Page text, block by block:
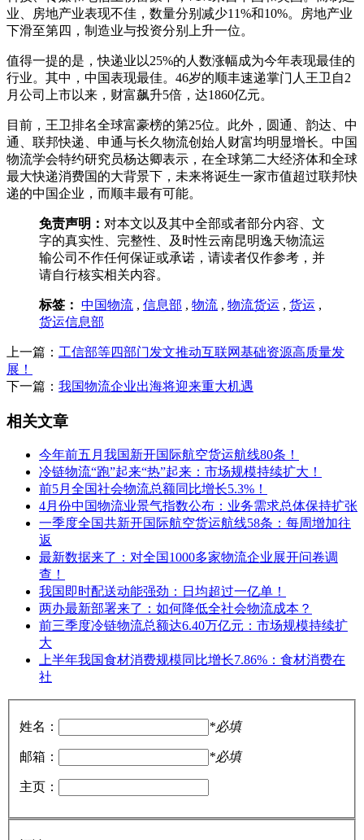
业、房地产业表现不佳，数量分别减少11%和10%。房地产业
下滑至第四，制造业与投资分别上升一位。
值得一提的是，快递业以25%的人数涨幅成为今年表现最佳的
行业。其中，中国表现最佳。46岁的顺丰速递掌门人王卫自2
月公司上市以来，财富飙升5倍，达1860亿元。
目前，王卫排名全球富豪榜的第25位。此外，圆通、韵达、中
通、联邦快递、申通与长久物流创始人财富均明显增长。中国
物流学会特约研究员杨达卿表示，在全球第二大经济体和全球
最大快递消费国的大背景下，未来将诞生一家市值超过联邦快
递的中国企业，而顺丰最有可能。
免责声明： 对本文以及其中全部或者部分内容、文
字的真实性、完整性、及时性云南昆明逸天物流运
输公司不作任何保证或承诺，请读者仅作参考，并
请自行核实相关内容。
标签： 中国物流 , 信息部 , 物流 , 物流货运 , 货运 ,
货运信息部
上一篇： 工信部等四部门发文推动互联网基础资源高质量发
展！
下一篇： 我国物流企业出海将迎来重大机遇
相关文章
今年前五月我国新开国际航空货运航线80条！
冷链物流“跑”起来“热”起来：市场规模持续扩大！
前5月全国社会物流总额同比增长5.3%！
4月份中国物流业景气指数公布：业务需求总体保持扩张
一季度全国共新开国际航空货运航线58条：每周增加往
返
最新数据来了：对全国1000多家物流企业展开问卷调
查！
我国即时配送动能强劲：日均超过一亿单！
两办最新部署来了：如何降低全社会物流成本？
前三季度冷链物流总额达6.40万亿元：市场规模持续扩
大
上半年我国食材消费规模同比增长7.86%：食材消费在
社
姓名： *必填
邮箱： *必填
主页：